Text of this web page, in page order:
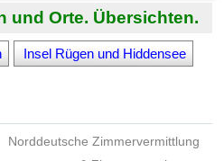
und Orte. Übersichten.
Insel Rügen und Hiddensee
Norddeutsche Zimmervermittlung